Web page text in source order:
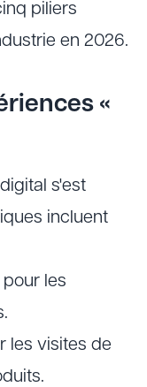
piliers
en 2026.
«
s'est
incluent
les
les visites de